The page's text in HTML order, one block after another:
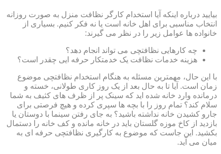
بیایید درباره اینکه آیا استخدام کارگر نظافت منزل به صورت روزانه
انتخاب مناسبی برای اهل خانه است یا نه فکر کنیم. بسیاری از
خانواده ها عوامل زیر را در نظر می گیرند:
چه کارهایی نظافتچی می تواند انجام دهد؟
هزینه خدمات نظافت یک خدمتکار حرفه ایی چقدر است؟
با این حال، مهمترین مسئله به هنگام استخدام نظافتچی موضوع
زمان است. آیا تا به حال بعد از یک روز کاری طولانی، خسته و
درمانده وارد خانه شده اید که سینک پر از ظرف های کثیف به شما
سلام کند؟ تمام روز را با بچه ها سپری کرده و هیچ فرصتی برای
جارو کشیدن خانه نداشته باشید؟ به جای رفتن سینما با دوستان یا
بازدید از کاخ موزه گلستان باید در خانه مانده و کف خانه را دستمال
بکشید. این جاست که موضوع به کارگیری نظافتچی حرفه ای به
میان می آید.